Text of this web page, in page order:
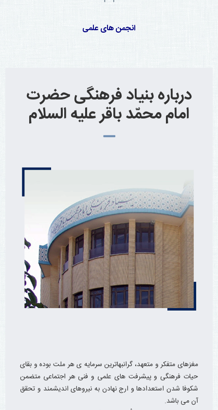
انجمن های علمی
درباره بنیاد فرهنگی حضرت
امام محمّد باقر علیه السلام
مغزهای متفکر و متعهد، گرانبهاترین سرمایه ی هر ملت بوده و بقای
حیات فرهنگی و پیشرفت های علمی و فنی هر اجتماعی متضمن
شکوفا شدن استعدادها و ارج نهادن به نیروهای اندیشمند و تحقق
آن می باشد.